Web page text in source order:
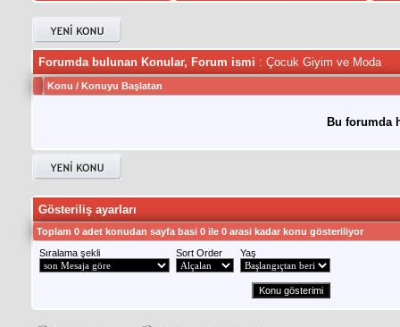
hilesi
Forumda bulunan Konular, Forum ismi : Çocuk Giyim ve Moda
Konu / Konuyu Başlatan
Bu forumda
Gösteriliş ayarları
Toplam 0 adet konudan sayfa basi 0 ile 0 arasi kadar konu gösteriliyor
Sıralama şekli
Sort Order Yaş